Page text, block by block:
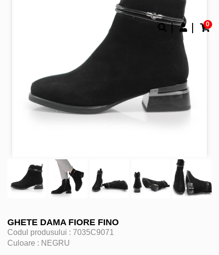
0
GHETE DAMA FIORE FINO
Codul produsului : 7035C9071
Culoare : NEGRU